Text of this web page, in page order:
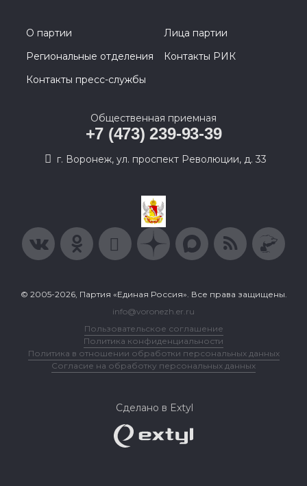
О партии
Лица партии
Региональные отделения
Контакты РИК
Контакты пресс-службы
Общественная приемная
+7 (473) 239-93-39
г. Воронеж, ул. проспект Революции, д. 33
© 2005-2026, Партия «Единая Россия». Все права защищены.
info@voronezh.er.ru
Пользовательское соглашение
Политика конфиденциальности
Политика в отношении обработки персональных данных
Согласие на обработку персональных данных
Сделано в Extyl